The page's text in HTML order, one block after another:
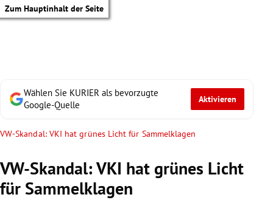
Zum Hauptinhalt der Seite
Wählen Sie KURIER als bevorzugte
Google-Quelle
Aktivieren
VW-Skandal: VKI hat grünes Licht für Sammelklagen
VW-Skandal: VKI hat grünes Licht
für Sammelklagen